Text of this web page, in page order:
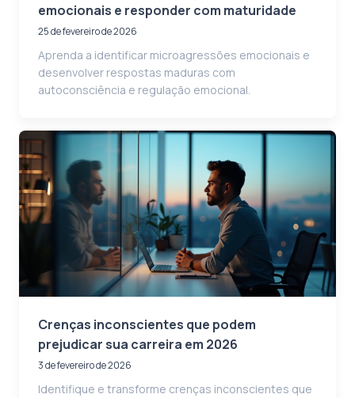
emocionais e responder com maturidade
25 de fevereiro de 2026
Aprenda a identificar microagressões emocionais e
desenvolver respostas maduras com
autoconsciência e regulação emocional.
Crenças inconscientes que podem
prejudicar sua carreira em 2026
3 de fevereiro de 2026
Identifique e transforme crenças inconscientes que